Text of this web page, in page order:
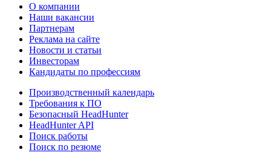
О компании
Наши вакансии
Партнерам
Реклама на сайте
Новости и статьи
Инвесторам
Кандидаты по профессиям
Производственный календарь
Требования к ПО
Безопасный HeadHunter
HeadHunter API
Поиск работы
Поиск по резюме